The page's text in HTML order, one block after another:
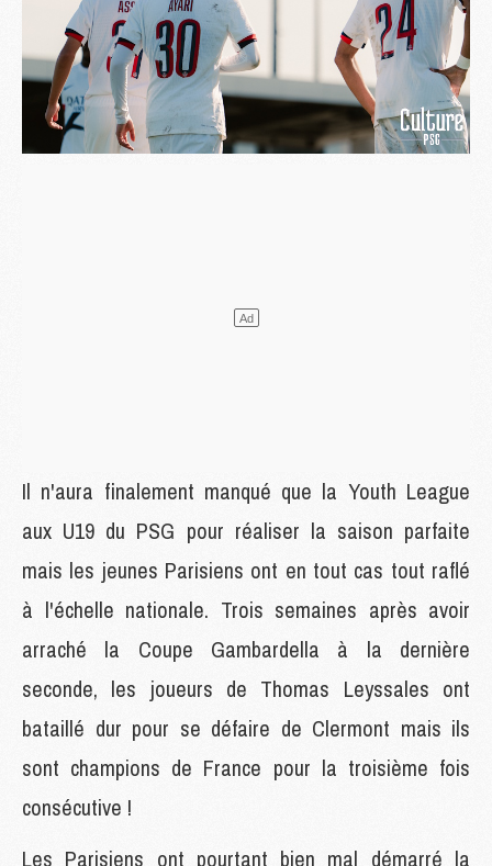
Il n'aura finalement manqué que la Youth League
aux U19 du PSG pour réaliser la saison parfaite
mais les jeunes Parisiens ont en tout cas tout raflé
à l'échelle nationale. Trois semaines après avoir
arraché la Coupe Gambardella à la dernière
seconde, les joueurs de Thomas Leyssales ont
bataillé dur pour se défaire de Clermont mais ils
sont champions de France pour la troisième fois
consécutive !
Les Parisiens ont pourtant bien mal démarré la